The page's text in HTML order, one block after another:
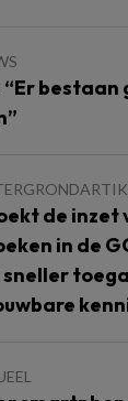
bestaan
de inzet
in de
sneller